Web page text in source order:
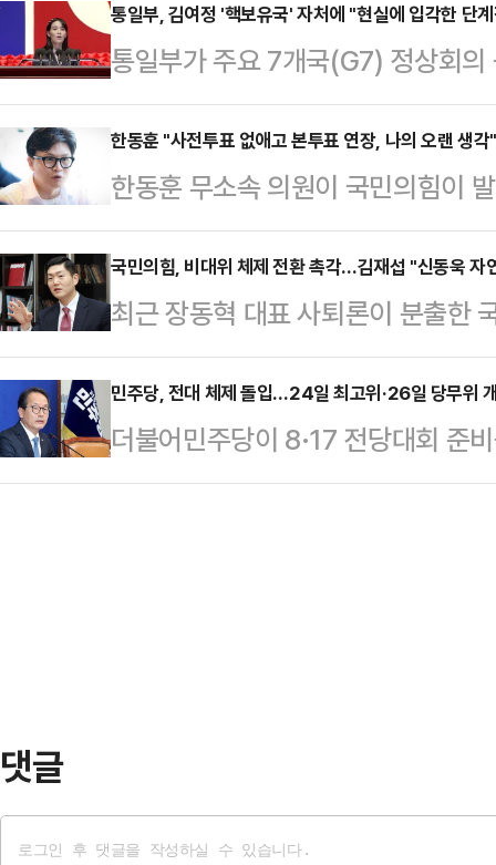
법 공조 방안을 논의했다. 이를 두
양당이 합당론 등 당내 권력 투쟁식
개혁'이라는 대전제를 고리로 연대
이 나온다.한병도 원내대표는 이날
"김 원내대표는 자타가 공인하는
국혁신당이 처음 출범하며 강…
통일부, 김여정 '핵보유국' 자처에 "현실에 입각한 단
통일부가 주요 7개국(G7) 정상회
재차 자처한 북한 김여정 노동당 총
대북정책 기조를 거듭 강조했다. 국
행선을 달리는 가운데, 정부가 실현
입장을 분명히 한 것으로 해석된다.
리핑에서 김 부장 담화에 대한 입장
존의 비핵화 불가 입장을 다시 한번
대변인은 그러면서…
한동훈 "사전투표 없애고 본투표 연장, 나의 오랜 생각"
한동훈 무소속 의원이 국민의힘이
용을 담은 공직선거법 개정안에 힘
"'사전투표 없애고 본투표 연장하는
의원은 지난해 자신의 SNS 글을
서 한 의원은 "제가 법무부장관으
의견을 내고, 비대위원장과 당대표
토록 하고, 사전투표를 없애고 대신
으로 주장해 온 이…
국민의힘, 비대위 체제 전환 촉각…김재섭 "신동욱 자
최근 장동혁 대표 사퇴론이 분출한
이 크게 흔들리면서 지도부 붕괴 가
위원 5명 중 4명이 사퇴하면 지도
고위원이 지도부 사퇴를 제안한 가
위원도 사퇴를 결정할 것이라고 전
민주당, 전대 체제 돌입…24일 최고위·26일 당무위
더불어민주당이 8·17 전당대회 준
확정하고 실무 체제에 돌입했다. 전
댓글